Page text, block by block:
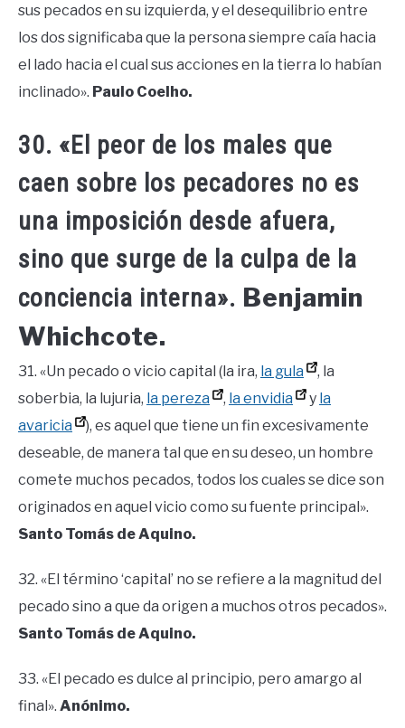
sus pecados en su izquierda, y el desequilibrio entre
los dos significaba que la persona siempre caía hacia
el lado hacia el cual sus acciones en la tierra lo habían
inclinado». Paulo Coelho.
30. «El peor de los males que
caen sobre los pecadores no es
una imposición desde afuera,
sino que surge de la culpa de la
conciencia interna». Benjamin
Whichcote.
31. «Un pecado o vicio capital (la ira, la gula
, la
soberbia, la lujuria, la pereza , la envidia y la
avaricia
), es aquel que tiene un fin excesivamente
deseable, de manera tal que en su deseo, un hombre
comete muchos pecados, todos los cuales se dice son
originados en aquel vicio como su fuente principal».
Santo Tomás de Aquino.
32. «El término ‘capital’ no se refiere a la magnitud del
pecado sino a que da origen a muchos otros pecados».
Santo Tomás de Aquino.
33. «El pecado es dulce al principio, pero amargo al
final». Anónimo.